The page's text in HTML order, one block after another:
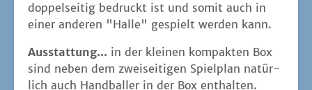
dop­pel­sei­tig bedruckt ist und somit auch in
einer ande­ren "Hal­le" gespielt wer­den kann.
Aus­stat­tung... in der klei­nen kom­pak­ten Box
sind neben dem zwei­sei­ti­gen Spiel­plan natür­
lich auch Hand­bal­ler in der Box ent­hal­ten.